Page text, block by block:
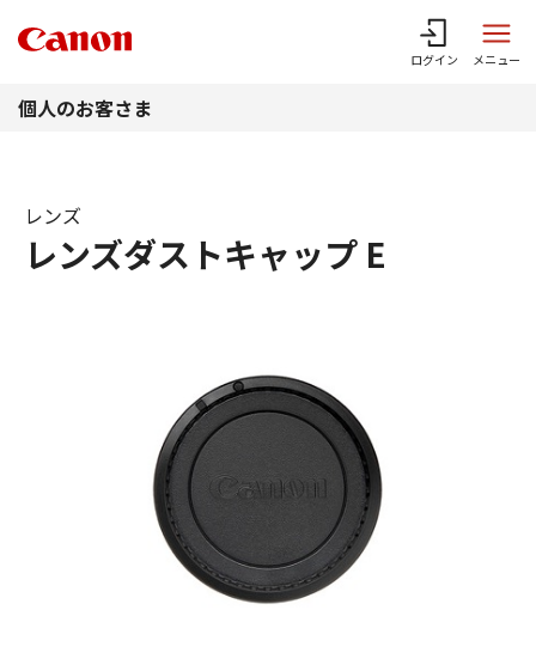
ログイン メニュー
個人のお客さま
レンズダストキャップ E
レンズ